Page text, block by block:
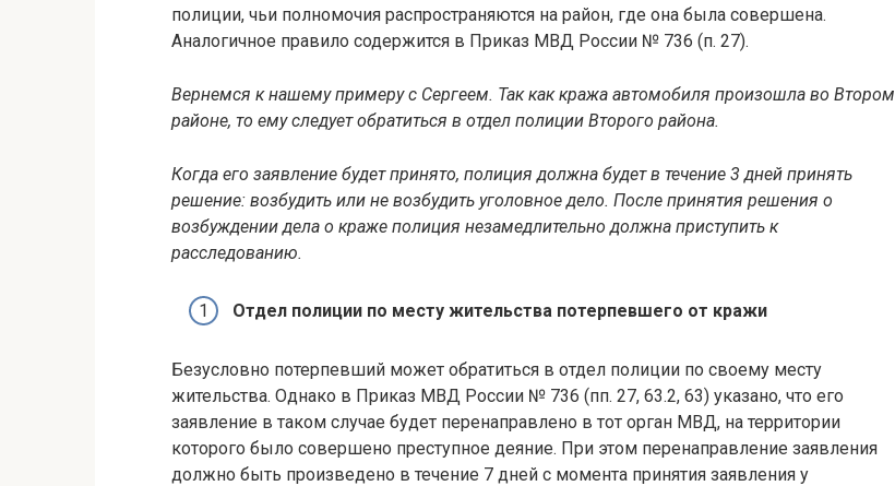
полиции, чьи полномочия распространяются на район, где она была совершена.
Аналогичное правило содержится в Приказ МВД России № 736 (п. 27).
Вернемся к нашему примеру с Сергеем. Так как кража автомобиля произошла во Втором
районе, то ему следует обратиться в отдел полиции Второго района.
Когда его заявление будет принято, полиция должна будет в течение 3 дней принять
решение: возбудить или не возбудить уголовное дело. После принятия решения о
возбуждении дела о краже полиция незамедлительно должна приступить к
расследованию.
Отдел полиции по месту жительства потерпевшего от кражи
Безусловно потерпевший может обратиться в отдел полиции по своему месту
жительства. Однако в Приказ МВД России № 736 (пп. 27, 63.2, 63) указано, что его
заявление в таком случае будет перенаправлено в тот орган МВД, на территории
которого было совершено преступное деяние. При этом перенаправление заявления
должно быть произведено в течение 7 дней с момента принятия заявления у